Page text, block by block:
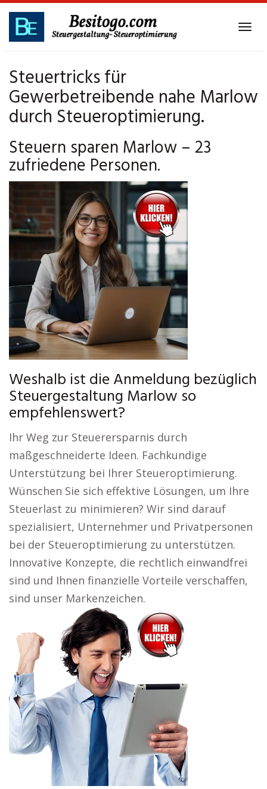
Skip
main
Steuertricks für
Gewerbetreibende nahe Marlow
durch Steueroptimierung.
Steuern sparen Marlow – 23
zufriedene Personen.
Weshalb ist die Anmeldung bezüglich
Steuergestaltung Marlow so
empfehlenswert?
Ihr Weg zur Steuerersparnis durch
maßgeschneiderte Ideen. Fachkundige
Unterstützung bei Ihrer Steueroptimierung.
Wünschen Sie sich effektive Lösungen, um Ihre
Steuerlast zu minimieren? Wir sind darauf
spezialisiert, Unternehmer und Privatpersonen
bei der Steueroptimierung zu unterstützen.
Innovative Konzepte, die rechtlich einwandfrei
sind und Ihnen finanzielle Vorteile verschaffen,
sind unser Markenzeichen.